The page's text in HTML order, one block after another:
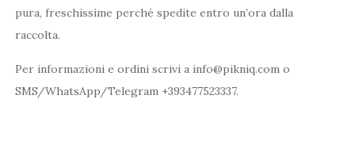
pura, freschissime perché spedite entro un’ora dalla
raccolta.
Per informazioni e ordini scrivi a info@pikniq.com o
SMS/WhatsApp/Telegram +393477523337.